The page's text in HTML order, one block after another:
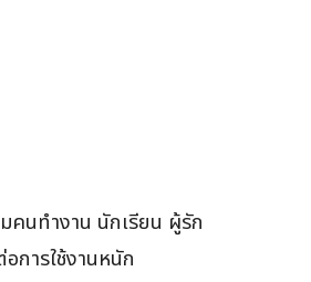
คนทำงาน นักเรียน ผู้รัก
การใช้งานหนัก